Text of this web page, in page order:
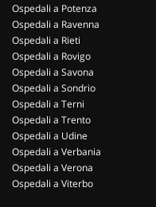
Ospedali a Potenza
Ospedali a Ravenna
Ospedali a Rieti
Ospedali a Rovigo
Ospedali a Savona
Ospedali a Sondrio
Ospedali a Terni
Ospedali a Trento
Ospedali a Udine
Ospedali a Verbania
Ospedali a Verona
Ospedali a Viterbo